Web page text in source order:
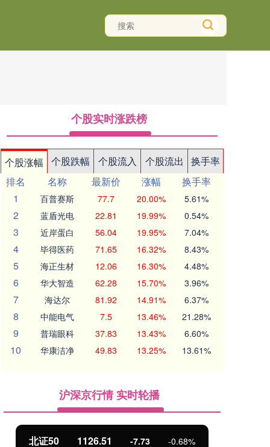
个股实时涨跌榜
个股涨幅 个股跌幅 个股流入 个股流出
换手率
排名
名称 最新价 涨幅
换手率
1
百普赛斯 77.7 20.00% 5.61%
2 蓝盾光电 22.81 19.99% 0.54%
3 近岸蛋白 56.04 19.95% 7.04%
4 毕得医药 71.65 16.32% 8.43%
5 海正生材 12.06 16.30% 4.48%
6 华大智造 62.28 15.70% 3.96%
7 海达尔 81.92 14.91% 6.37%
8 中能电气 7.5 13.46% 21.28%
9 普瑞眼科 37.83 13.43% 6.60%
10 华康洁净 49.83 13.25% 13.61%
沪深京行情 实时轮播
北证50 1126.51 -7.73 -0.68%